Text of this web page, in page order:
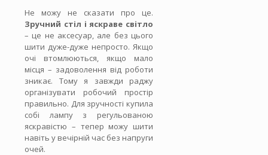
Не можу не сказати про це.
Зручний стіл і яскраве світло
– це не аксесуар, але без цього
шити дуже-дуже непросто. Якщо
очі втомлюються, якщо мало
місця – задоволення від роботи
зникає. Тому я завжди раджу
організувати робочий простір
правильно. Для зручності купила
собі лампу з регульованою
яскравістю – тепер можу шити
навіть у вечірній час без напруги
очей.